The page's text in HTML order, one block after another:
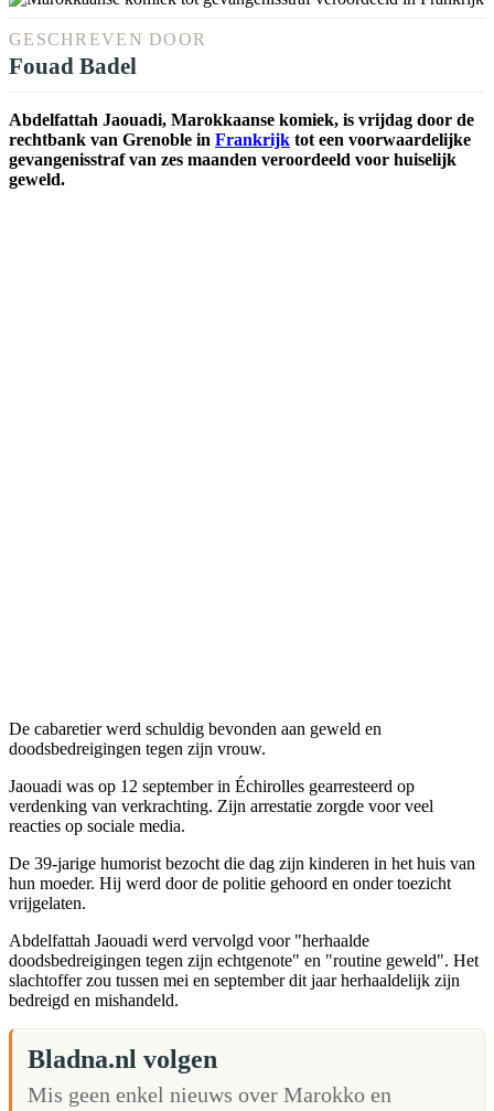
GESCHREVEN DOOR
Fouad Badel
Abdelfattah Jaouadi, Marokkaanse komiek, is vrijdag door de
rechtbank van Grenoble in Frankrijk tot een voorwaardelijke
gevangenisstraf van zes maanden veroordeeld voor huiselijk
geweld.
De cabaretier werd schuldig bevonden aan geweld en
doodsbedreigingen tegen zijn vrouw.
Jaouadi was op 12 september in Échirolles gearresteerd op
verdenking van verkrachting. Zijn arrestatie zorgde voor veel
reacties op sociale media.
De 39-jarige humorist bezocht die dag zijn kinderen in het huis van
hun moeder. Hij werd door de politie gehoord en onder toezicht
vrijgelaten.
Abdelfattah Jaouadi werd vervolgd voor "herhaalde
doodsbedreigingen tegen zijn echtgenote" en "routine geweld". Het
slachtoffer zou tussen mei en september dit jaar herhaaldelijk zijn
bedreigd en mishandeld.
Bladna.nl volgen
Mis geen enkel nieuws over Marokko en